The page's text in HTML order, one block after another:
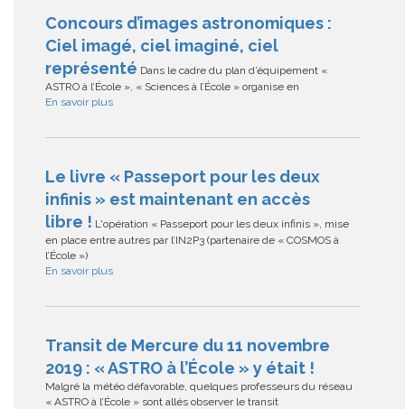
Concours d’images astronomiques :
Ciel imagé, ciel imaginé, ciel
représenté Dans le cadre du plan d’équipement «
ASTRO à l’École », « Sciences à l’École » organise en
En savoir plus
Le livre « Passeport pour les deux
infinis » est maintenant en accès
libre ! L'opération « Passeport pour les deux infinis », mise
en place entre autres par l’IN2P3 (partenaire de « COSMOS à
l’École »)
En savoir plus
Transit de Mercure du 11 novembre
2019 : « ASTRO à l’École » y était !
Malgré la météo défavorable, quelques professeurs du réseau
« ASTRO à l’École » sont allés observer le transit